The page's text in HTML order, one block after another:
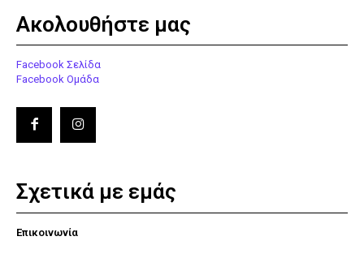
Ακολουθήστε μας
Facebook Σελίδα
Facebook Ομάδα
Σχετικά με εμάς
Επικοινωνία